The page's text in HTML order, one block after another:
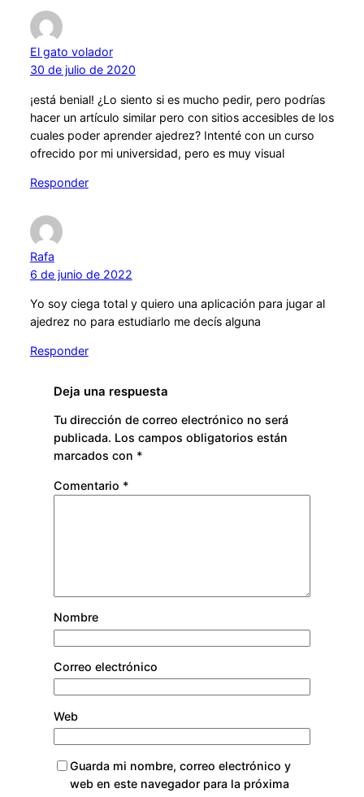
El gato volador
30 de julio de 2020
¡está benial! ¿Lo siento si es mucho pedir, pero podrías
hacer un artículo similar pero con sitios accesibles de los
cuales poder aprender ajedrez? Intenté con un curso
ofrecido por mi universidad, pero es muy visual
Responder
Rafa
6 de junio de 2022
Yo soy ciega total y quiero una aplicación para jugar al
ajedrez no para estudiarlo me decís alguna
Responder
Deja una respuesta
Tu dirección de correo electrónico no será
publicada. Los campos obligatorios están
marcados con *
Comentario *
Nombre
Correo electrónico
Web
Guarda mi nombre, correo electrónico y
web en este navegador para la próxima